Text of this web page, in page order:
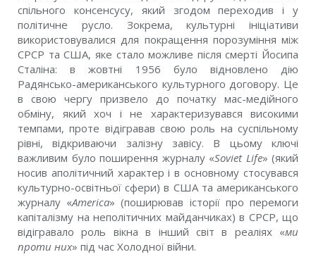
спільного консенсусу, який згодом переходив і у
політичне русло. Зокрема, культурні ініціативи
використовувалися для покращення порозуміння між
СРСР та США, яке стало можливе після смерті Йосипа
Сталіна: в жовтні 1956 було відновлено дію
Радянсько-американського культурного договору. Це
в свою чергу призвело до початку мас-медійного
обміну, який хоч і не характеризувався високими
темпами, проте відігравав свою роль на суспільному
рівні, відкриваючи залізну завісу. В цьому ключі
важливим було поширення журналу «Soviet Life» (який
носив аполітичний характер і в основному стосувався
культурно-освітньої сфери) в США та американського
журналу «America» (поширював історії про перемоги
капіталізму на неполітичних майданчиках) в СРСР, що
відігравало роль вікна в інший світ в реаліях «ми
проти них» під час Холодної війни.